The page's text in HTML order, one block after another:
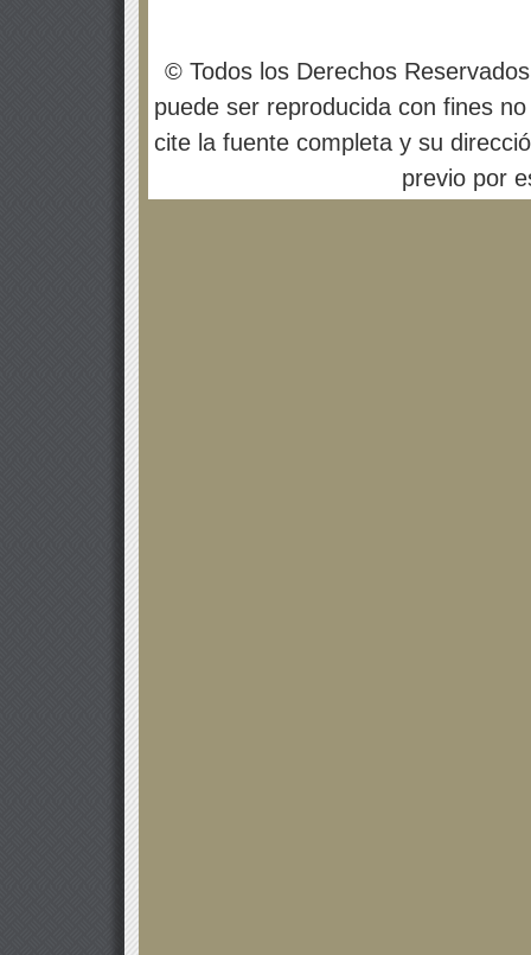
© Todos los Derechos
puede ser reproducida con fines
cite la fuente completa y su
previo por